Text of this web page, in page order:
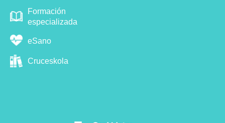
Formación
especializada
eSano
Cruceskola